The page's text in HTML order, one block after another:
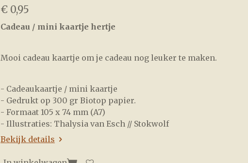
€ 0,95
Cadeau / mini kaartje hertje
Mooi cadeau kaartje om je cadeau nog leuker te maken.
- Cadeaukaartje / mini kaartje
- Gedrukt op 300 gr Biotop papier.
- Formaat 105 x 74 mm (A7)
- Illustraties: Thalysia van Esch // Stokwolf
Bekijk details